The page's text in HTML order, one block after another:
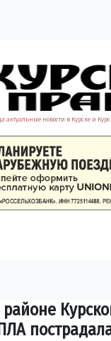
актуальные новости в Курске и
районе